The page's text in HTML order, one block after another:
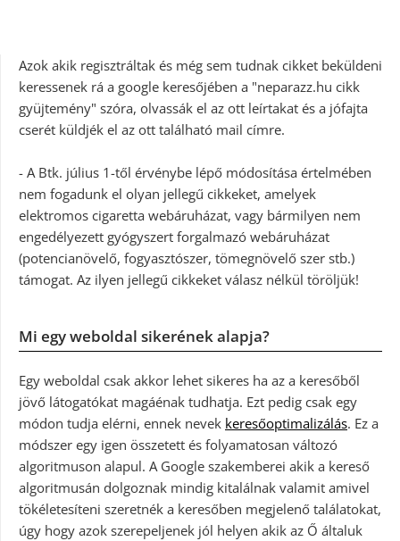
Azok akik regisztráltak és még sem tudnak cikket beküldeni
keressenek rá a google keresőjében a "neparazz.hu cikk
gyüjtemény" szóra, olvassák el az ott leírtakat és a jófajta
cserét küldjék el az ott található mail címre.
- A Btk. július 1-től érvénybe lépő módosítása értelmében
nem fogadunk el olyan jellegű cikkeket, amelyek
elektromos cigaretta webáruházat, vagy bármilyen nem
engedélyezett gyógyszert forgalmazó webáruházat
(potencianövelő, fogyasztószer, tömegnövelő szer stb.)
támogat. Az ilyen jellegű cikkeket válasz nélkül töröljük!
Mi egy weboldal sikerének alapja?
Egy weboldal csak akkor lehet sikeres ha az a keresőből
jövő látogatókat magáénak tudhatja. Ezt pedig csak egy
módon tudja elérni, ennek nevek keresőoptimalizálás. Ez a
módszer egy igen összetett és folyamatosan változó
algoritmuson alapul. A Google szakemberei akik a kereső
algoritmusán dolgoznak mindig kitalálnak valamit amivel
tökéletesíteni szeretnék a keresőben megjelenő találatokat,
úgy hogy azok szerepeljenek jól helyen akik az Ő általuk